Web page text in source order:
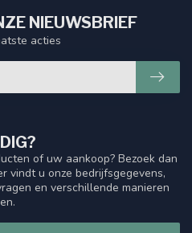
of uw aankoop? Bezoek dan
vindt u onze bedrijfsgegevens,
en verschillende manieren
NIEUWSBRIEF
acties